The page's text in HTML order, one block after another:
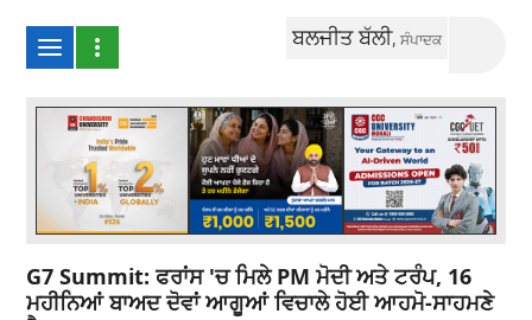
ਬਲਜੀਤ ਬੱਲੀ,ਸੰਪਾਦਕ
G7 Summit: ਫਰਾਂਸ 'ਚ ਮਿਲੇ PM ਮੋਦੀ ਅਤੇ ਟਰੰਪ, 16
ਮਹੀਨਿਆਂ ਬਾਅਦ ਦੋਵਾਂ ਆਗੂਆਂ ਵਿਚਾਲੇ ਹੋਈ ਆਹਮੋ-ਸਾਹਮਣੇ